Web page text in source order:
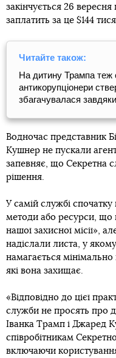
закінчується 26
заплатить за це $144
Читайте також:
На дитину Трампа теж
антикорупціонери
збагачувалася
Водночас представник
Кушнер не пускали
запевняє, що Секретна
рішення.
У самій службі
методи або ресурси, що
нашої захисної місії»,
надіслали листа, у
намагається
які вона захищає.
«Відповідно до цієї
служби не просять про
Іванка Трамп і Джаред
співробітникам
включаючи